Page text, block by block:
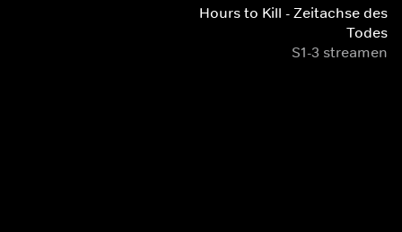
Hours to Kill - Zeitachse des
Todes
S1-3 streamen